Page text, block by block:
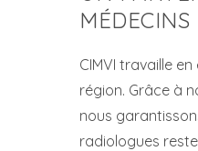
MÉDECINS
CIMVI travaille
région. Grâce à
nous
radiologues